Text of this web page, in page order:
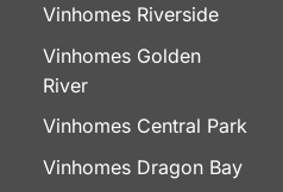
Vinhomes Riverside
Vinhomes Golden
River
Vinhomes Central Park
Vinhomes Dragon Bay